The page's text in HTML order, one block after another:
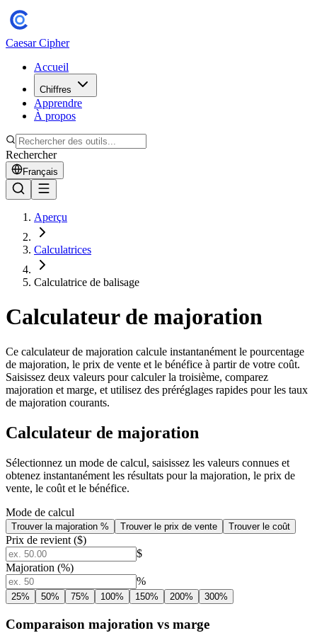
Caesar Cipher
Accueil
Chiffres
Apprendre
À propos
Rechercher
Français
Aperçu
Calculatrices
Calculatrice de balisage
Calculateur de majoration
Ce calculateur de majoration calcule instantanément le pourcentage
de majoration, le prix de vente et le bénéfice à partir de votre coût.
Saisissez deux valeurs pour calculer la troisième, comparez
majoration et marge, et utilisez des préréglages rapides pour les taux
de majoration courants.
Calculateur de majoration
Sélectionnez un mode de calcul, saisissez les valeurs connues et
obtenez instantanément les résultats pour la majoration, le prix de
vente, le coût et le bénéfice.
Mode de calcul
Trouver la majoration % Trouver le prix de vente Trouver le coût
Prix de revient ($)
$
Majoration (%)
%
25% 50% 75% 100% 150% 200% 300%
Comparaison majoration vs marge